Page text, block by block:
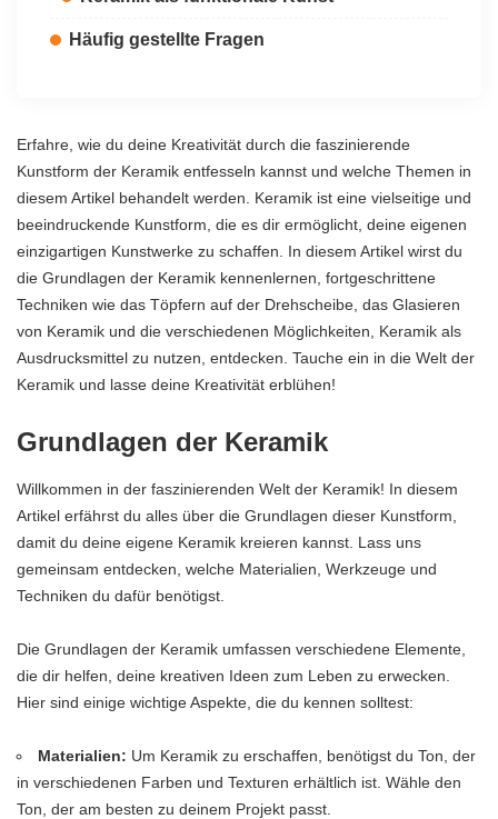
Häufig gestellte Fragen
Erfahre, wie du deine Kreativität durch die faszinierende
Kunstform der Keramik entfesseln kannst und welche Themen in
diesem Artikel behandelt werden. Keramik ist eine vielseitige und
beeindruckende Kunstform, die es dir ermöglicht, deine eigenen
einzigartigen Kunstwerke zu schaffen. In diesem Artikel wirst du
die Grundlagen der Keramik kennenlernen, fortgeschrittene
Techniken wie das Töpfern auf der Drehscheibe, das Glasieren
von Keramik und die verschiedenen Möglichkeiten, Keramik als
Ausdrucksmittel zu nutzen, entdecken. Tauche ein in die Welt der
Keramik und lasse deine Kreativität erblühen!
Grundlagen der Keramik
Willkommen in der faszinierenden Welt der Keramik! In diesem
Artikel erfährst du alles über die Grundlagen dieser Kunstform,
damit du deine eigene Keramik kreieren kannst. Lass uns
gemeinsam entdecken, welche Materialien, Werkzeuge und
Techniken du dafür benötigst.
Die Grundlagen der Keramik umfassen verschiedene Elemente,
die dir helfen, deine kreativen Ideen zum Leben zu erwecken.
Hier sind einige wichtige Aspekte, die du kennen solltest:
Materialien: Um Keramik zu erschaffen, benötigst du Ton, der
in verschiedenen Farben und Texturen erhältlich ist. Wähle den
Ton, der am besten zu deinem Projekt passt.